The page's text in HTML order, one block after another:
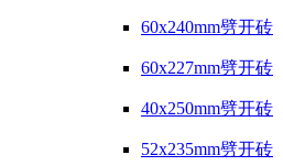
60x240mm劈开砖
60x227mm劈开砖
40x250mm劈开砖
52x235mm劈开砖